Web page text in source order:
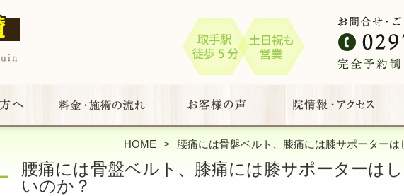
HOME 腰痛には骨盤ベルト、膝痛には膝サポーターは
腰痛には骨盤ベルト、膝痛には膝サポーターは
いのか？